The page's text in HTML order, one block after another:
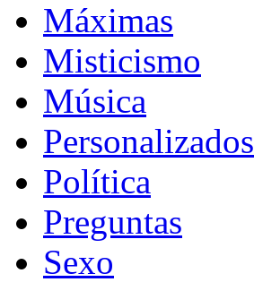
Máximas
Misticismo
Música
Personalizados
Política
Preguntas
Sexo